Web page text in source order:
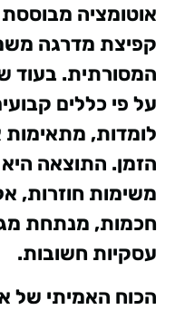
אוטומציה
קפיצת מדרגה
המסורתית. בעוד
לומדות,
הזמן. התוצאה
משימות חוזרות,
חכמות, מנתחת
עסקיות חשובות.
הכוח האמיתי של